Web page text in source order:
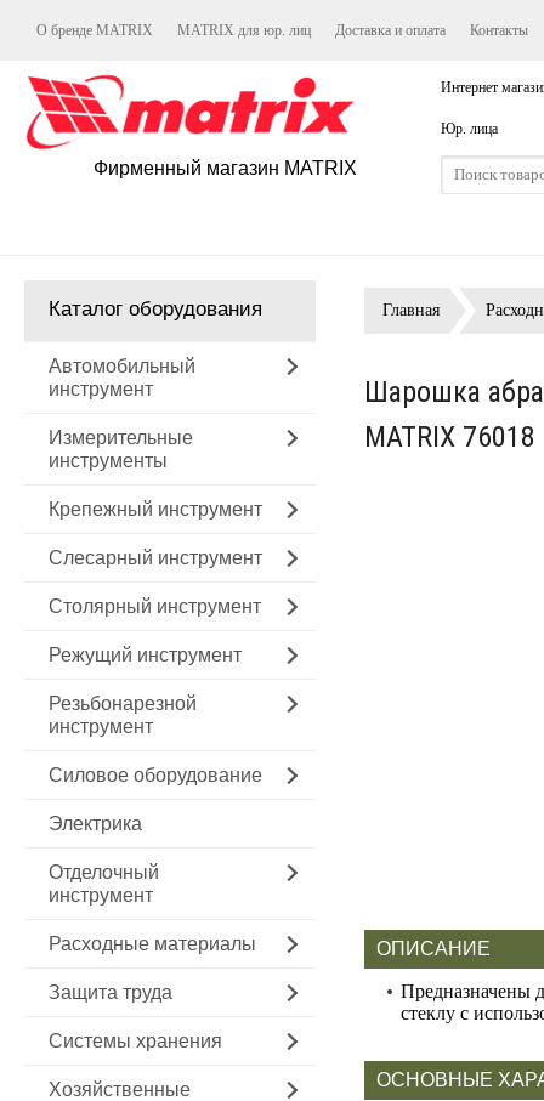
О бренде MATRIX MATRIX для юр. лиц Доставка и оплата Контакты
Фирменный магазин MATRIX
Интернет
Юр. лица
Каталог оборудования
Автомобильный
инструмент
Измерительные
инструменты
Крепежный инструмент
Слесарный инструмент
Столярный инструмент
Режущий инструмент
Резьбонарезной
инструмент
Силовое оборудование
Электрика
Отделочный
инструмент
Расходные материалы
Защита труда
Системы хранения
Хозяйственные
Главная
Шарошка
MATRIX 76018
ОПИСАНИЕ
Предназначены
стеклу с
ОСНОВНЫЕ